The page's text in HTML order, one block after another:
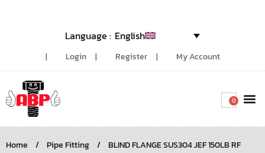
English
Login Register My Account
0
Home / Pipe Fitting / BLIND FLANGE SUS304 JEF 150LB RF